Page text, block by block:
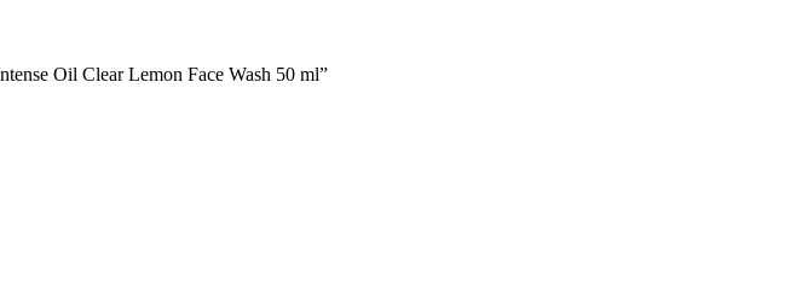
Oil Clear Lemon Face Wash 50 ml”